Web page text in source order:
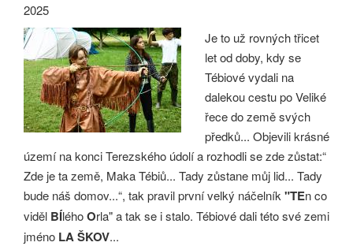
2025
Je to už rovných třicet
let od doby, kdy se
Tébiové vydali na
dalekou cestu po Veliké
řece do země svých
předků... Objevili krásné
území na konci Terezského údolí a rozhodli se zde zůstat:“
Zde je ta země, Maka Tébiů... Tady zůstane můj lid... Tady
bude náš domov...“, tak pravil první velký náčelník "TEn co
viděl BÍléhoOrla" a tak se i stalo. Tébiové dali této své zemi
jméno LA ŠKOV...